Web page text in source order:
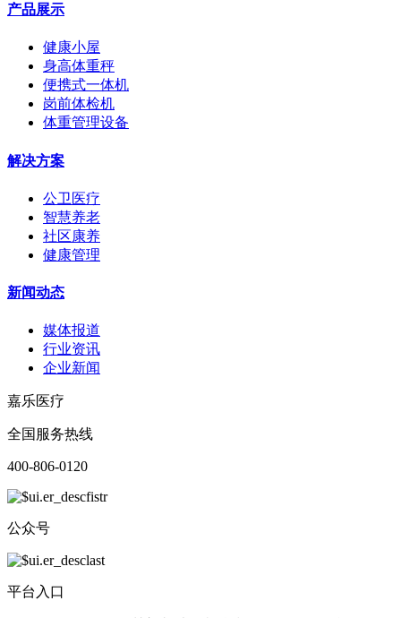
产品展示
健康小屋
身高体重秤
便携式一体机
岗前体检机
体重管理设备
解决方案
公卫医疗
智慧养老
社区康养
健康管理
新闻动态
媒体报道
行业资讯
企业新闻
嘉乐医疗
全国服务热线
400-806-0120
公众号
平台入口